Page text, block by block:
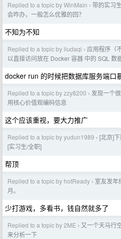
Replied to a topic by WinMain › 带的实习
会咋办，一般怎么优雅的回？
不知为不知
Replied to a topic by liudaqi › 应用程序（
以直接访问放在 Docker 容器 中的 SQL 数
docker run 的时候把数据库服务端口
Replied to a topic by zzy8200 › 发现一个
用核心价值观编码信息
这个应该重视，要大力推广
Replied to a topic by yudun1989 › [北京]
[实习生/全职]
帮顶
Replied to a topic by hotReady › 室友发年
月。
少打游戏，多看书，钱自然就多了
Replied to a topic by 2ME › 又一个天马行
来分析一下